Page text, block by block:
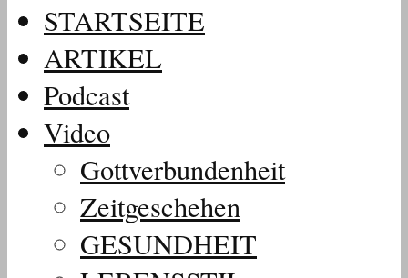
STARTSEITE
ARTIKEL
Podcast
Video
Gottverbundenheit
Zeitgeschehen
GESUNDHEIT